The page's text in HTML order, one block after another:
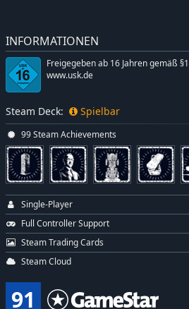
INFORMATIONEN
Freigegeben ab 16 Jahren gemäß
www.usk.de
Steam Deck: Spielbar
99 Steam Achievements
Single-Player
Full Controller Support
Steam Trading Cards
Steam Cloud
91